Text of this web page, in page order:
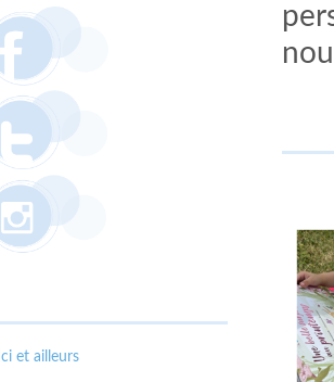
Ici et ailleurs